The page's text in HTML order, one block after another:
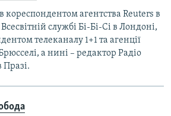
кореспондентом агентства Reuters в
службі Бі-Бі-Сі в Лондоні,
телеканалу 1+1 та агенції
а нині – редактор Радіо
Празі.